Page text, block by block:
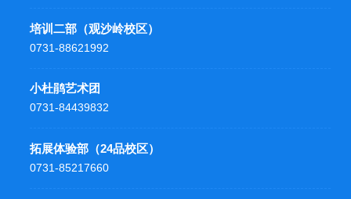
培训二部（观沙岭校区）
0731-88621992
小杜鹃艺术团
0731-84439832
拓展体验部（24品校区）
0731-85217660